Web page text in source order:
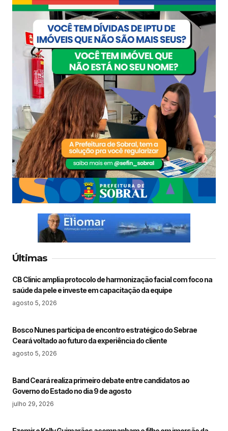
Últimas
CB Clinic amplia protocolo de harmonização facial com foco na
saúde da pele e investe em capacitação da equipe
agosto 5, 2026
Bosco Nunes participa de encontro estratégico do Sebrae
Ceará voltado ao futuro da experiência do cliente
agosto 5, 2026
Band Ceará realiza primeiro debate entre candidatos ao
Governo do Estado no dia 9 de agosto
julho 29, 2026